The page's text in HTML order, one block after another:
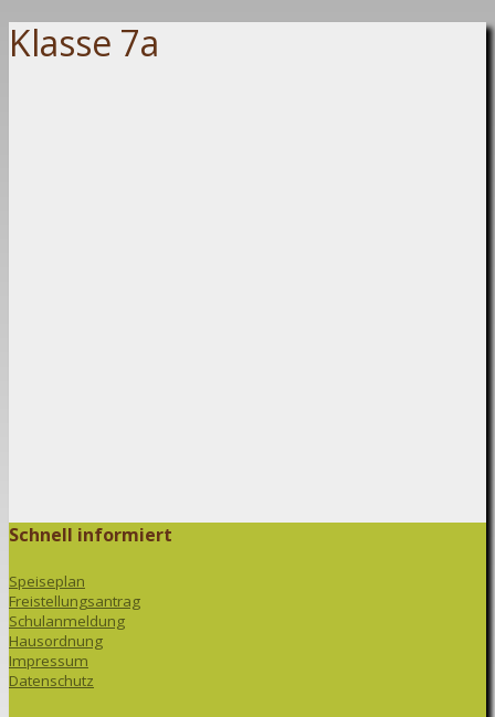
Klasse 7a
Schnell informiert
Speiseplan
Freistellungsantrag
Schulanmeldung
Hausordnung
Impressum
Datenschutz